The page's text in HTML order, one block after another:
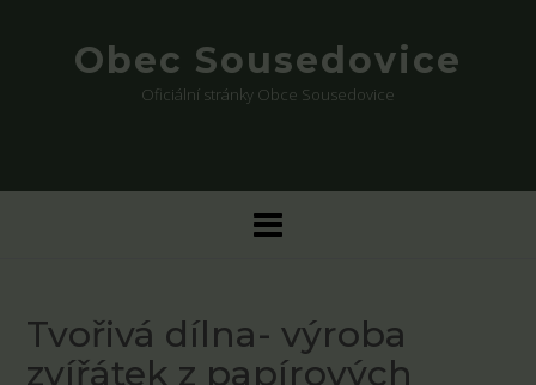
Obec Sousedovice
Oficiální stránky Obce Sousedovice
Tvořivá dílna- výroba
zvířátek z papírových